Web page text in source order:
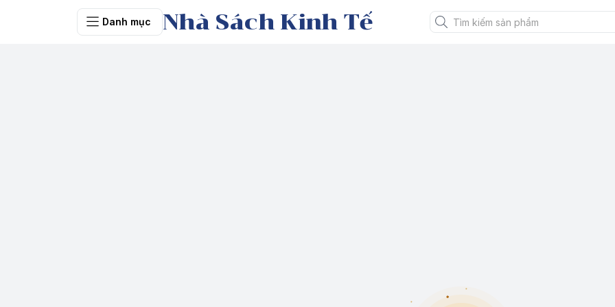
Danh mục Nhà Sách Kinh Tế